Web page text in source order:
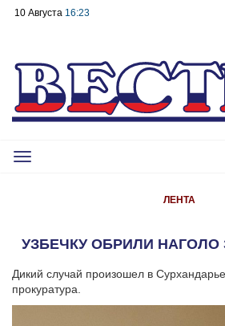
10 Августа 16:23
Toggle
ЛЕНТА
УЗБЕЧКУ ОБРИЛИ НАГОЛО
Дикий случай произошел в
прокуратура.